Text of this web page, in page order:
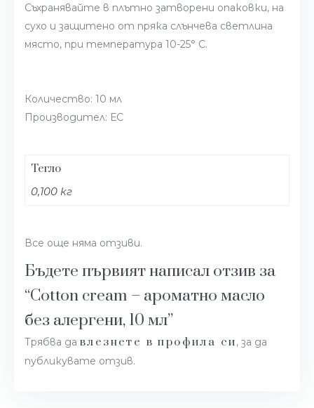
Съхранявайте в плътно затворени опаковки, на
сухо и защитено от пряка слънчева светлина
място, при температура 10-25° С.
Количество: 10 мл
Производител: ЕС
Тегло
0,100 кг
Все още няма отзиви.
Бъдете първият написал отзив за
“Cotton cream – ароматно масло
без алергени, 10 мл”
Трябва да влезнете в профила си, за да
публикувате отзив.